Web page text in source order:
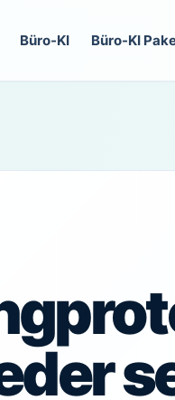
Büro-KI Büro-KI